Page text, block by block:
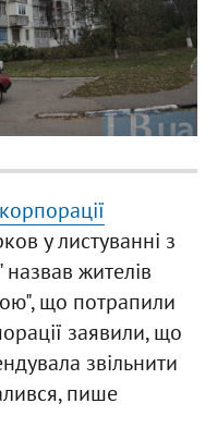
корпорації
у листуванні з
жителів
що потрапили
заявили, що
звільнити
пише